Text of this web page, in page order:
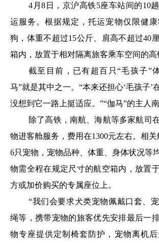
4月8日，京沪高铁5座车站间的10
运服务。根据规定，托运宠物仅限健康
狗，体重不超过15公斤、肩高不超过40
箱内，放置于相对隔离旅客乘车空间的高
截至目前，已有超百只“毛孩子”
马”就是其中之一。“本来还担心‘毛孩子’
没想到它一路上挺适应。”“伽马”的主人
除了高铁，南航、海航等多家航司
物进客舱服务，费用在1300元左右。相
6只宠物，宠物品种、体重、身体状况等
物需全程在规定尺寸的航空箱内，放置
方或加价购买的专属座位上。
“我们会要求犬类宠物佩戴口套、
绳等，携带宠物的旅客优先安排最后一
物专座提供定制椅套防护，宠物离机